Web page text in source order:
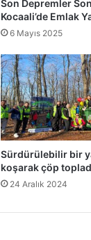
Son Depremler
Kocaali’de Emlak
6 Mayıs 2025
Sürdürülebilir bir
koşarak çöp
24 Aralık 2024